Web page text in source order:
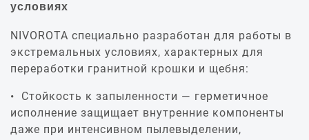
условиях
NIVOROTA специально разработан для работы в
экстремальных условиях, характерных для
переработки гранитной крошки и щебня:
Стойкость к запыленности — герметичное
исполнение защищает внутренние компоненты
даже при интенсивном пылевыделении,